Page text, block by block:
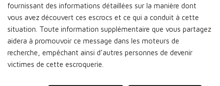
fournissant des informations détaillées sur la manière dont
vous avez découvert ces escrocs et ce qui a conduit à cette
situation. Toute information supplémentaire que vous partagez
aidera à promouvoir ce message dans les moteurs de
recherche, empêchant ainsi d’autres personnes de devenir
victimes de cette escroquerie.